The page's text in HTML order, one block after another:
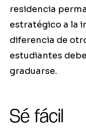
residencia
estratégico a la
diferencia de
estudiantes
graduarse.
Sé fácil